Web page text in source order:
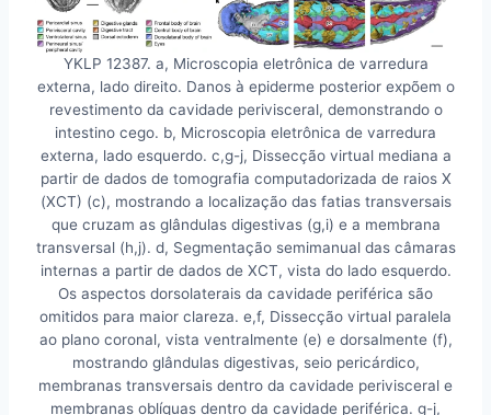
YKLP 12387. a, Microscopia eletrônica de varredura
externa, lado direito. Danos à epiderme posterior expõem o
revestimento da cavidade perivisceral, demonstrando o
intestino cego. b, Microscopia eletrônica de varredura
externa, lado esquerdo. c,g-j, Dissecção virtual mediana a
partir de dados de tomografia computadorizada de raios X
(XCT) (c), mostrando a localização das fatias transversais
que cruzam as glândulas digestivas (g,i) e a membrana
transversal (h,j). d, Segmentação semimanual das câmaras
internas a partir de dados de XCT, vista do lado esquerdo.
Os aspectos dorsolaterais da cavidade periférica são
omitidos para maior clareza. e,f, Dissecção virtual paralela
ao plano coronal, vista ventralmente (e) e dorsalmente (f),
mostrando glândulas digestivas, seio pericárdico,
membranas transversais dentro da cavidade perivisceral e
membranas oblíquas dentro da cavidade periférica. g-j,